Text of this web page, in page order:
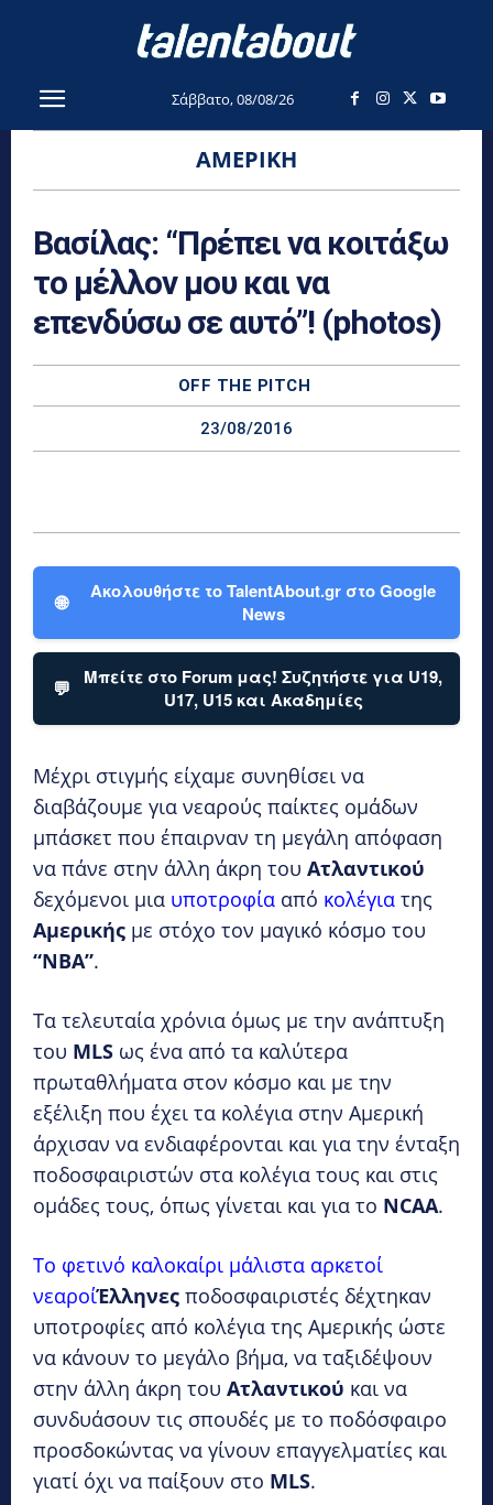
Σάββατο, 08/08/26
ΑΜΕΡΙΚΉ
Βασίλας: “Πρέπει να κοιτάξω
το μέλλον μου και να
επενδύσω σε αυτό”! (photos)
OFF THE PITCH
23/08/2016
🌐
Ακολουθήστε το TalentAbout.gr στο Google
News
💬
Μπείτε στο Forum μας! Συζητήστε για U19,
U17, U15 και Ακαδημίες
Μέχρι στιγμής είχαμε συνηθίσει να
διαβάζουμε για νεαρούς παίκτες ομάδων
μπάσκετ που έπαιρναν τη μεγάλη απόφαση
να πάνε στην άλλη άκρη του Ατλαντικού
δεχόμενοι μια υποτροφία από κολέγια της
Αμερικής με στόχο τον μαγικό κόσμο του
“NBA”.
Τα τελευταία χρόνια όμως με την ανάπτυξη
του MLS ως ένα από τα καλύτερα
πρωταθλήματα στον κόσμο και με την
εξέλιξη που έχει τα κολέγια στην Αμερική
άρχισαν να ενδιαφέρονται και για την ένταξη
ποδοσφαιριστών στα κολέγια τους και στις
ομάδες τους, όπως γίνεται και για το NCAA.
Το φετινό καλοκαίρι μάλιστα αρκετοί
νεαροίΈλληνες ποδοσφαιριστές δέχτηκαν
υποτροφίες από κολέγια της Αμερικής ώστε
να κάνουν το μεγάλο βήμα, να ταξιδέψουν
στην άλλη άκρη του Ατλαντικού και να
συνδυάσουν τις σπουδές με το ποδόσφαιρο
προσδοκώντας να γίνουν επαγγελματίες και
γιατί όχι να παίξουν στο MLS.